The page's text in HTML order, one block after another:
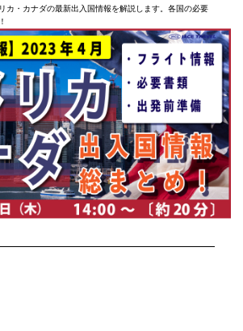
カ・カナダの最新出入国情報を解説します。各国の必要